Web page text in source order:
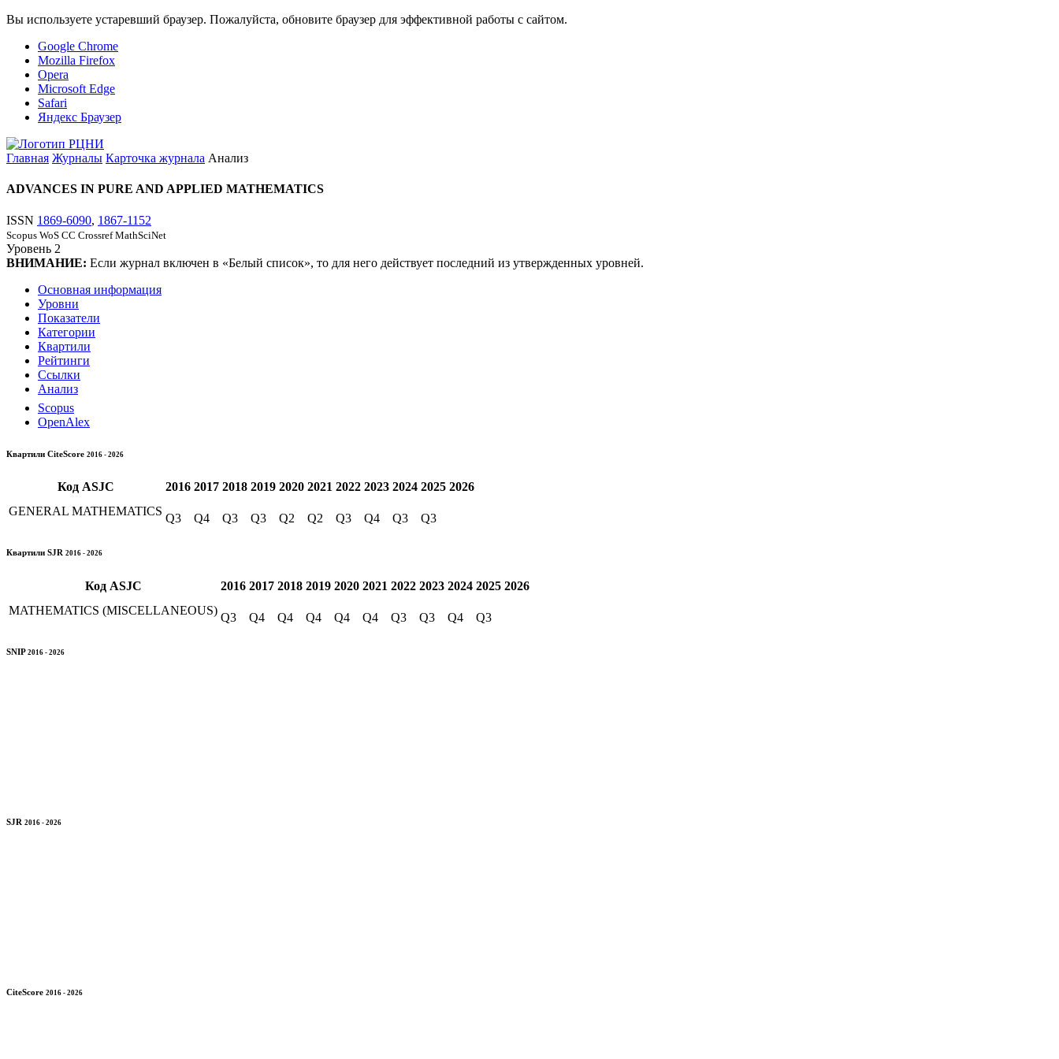
Вы используете устаревший браузер. Пожалуйста, обновите браузер для эффективной работы с сайтом.
Google Chrome
Mozilla Firefox
Opera
Microsoft Edge
Safari
Яндекс Браузер
Главная Журналы Карточка журнала Анализ
ADVANCES IN PURE AND APPLIED MATHEMATICS
ISSN 1869-6090, 1867-1152
Scopus WoS CC Crossref MathSciNet
Уровень 2
ВНИМАНИЕ: Если журнал включен в «Белый список», то для него действует последний из утвержденных уровней.
Основная информация
Уровни
Показатели
Категории
Квартили
Рейтинги
Ссылки
Анализ
Scopus
OpenAlex
Квартили CiteScore 2016 - 2026
Код ASJC 2016 2017 2018 2019 2020 2021 2022 2023 2024 2025 2026
GENERAL MATHEMATICS
Q3 Q4 Q3 Q3 Q2 Q2 Q3 Q4 Q3 Q3
Квартили SJR 2016 - 2026
Код ASJC 2016 2017 2018 2019 2020 2021 2022 2023 2024 2025 2026
MATHEMATICS (MISCELLANEOUS)
Q3 Q4 Q4 Q4 Q4 Q4 Q3 Q3 Q4 Q3
SNIP 2016 - 2026
SJR 2016 - 2026
CiteScore 2016 - 2026